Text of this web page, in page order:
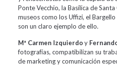
Ponte Vecchio, la Basílica de
museos como los Uffizi, el
son un claro ejemplo de ello.
Mª Carmen Izquierdoy
fotografías, compatibilizan su
de marketing y comunicación